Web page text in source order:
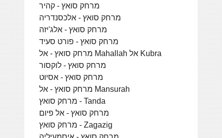
מרחק סואץ - קהיר
מרחק סואץ - אלכסנדריה
מרחק סואץ - אלג'יזה
מרחק סואץ - פורט סעיד
מרחק סואץ - אל Mahallah אל Kubra
מרחק סואץ - לוקסור
מרחק סואץ - אסיוט
מרחק סואץ - אל Mansurah
מרחק סואץ - Tanda
מרחק סואץ - אל פיום
מרחק סואץ - Zagazig